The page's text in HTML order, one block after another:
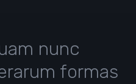
nunc
formas